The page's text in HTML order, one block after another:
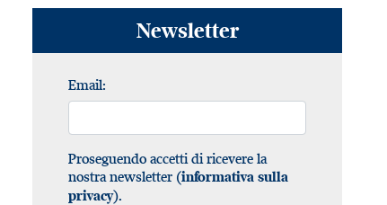
Newsletter
Email:
Proseguendo accetti di ricevere la
nostra newsletter (informativa sulla
privacy).